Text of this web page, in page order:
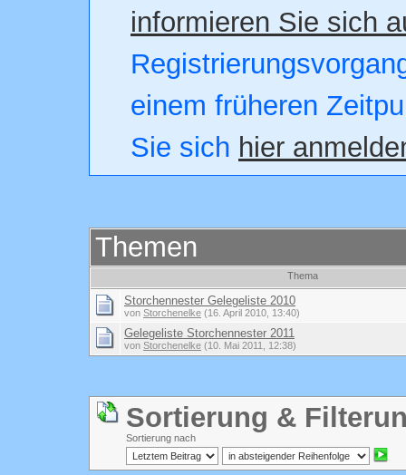
informieren Sie sich
einem früheren
Sie sich hier
Themen
Thema
Storchennester Gelegeliste 2010
von Storchenelke (16. April 2010, 13:40)
Gelegeliste Storchennester 2011
von Storchenelke (10. Mai 2011, 12:38)
Sortierung &
Sortierung nach